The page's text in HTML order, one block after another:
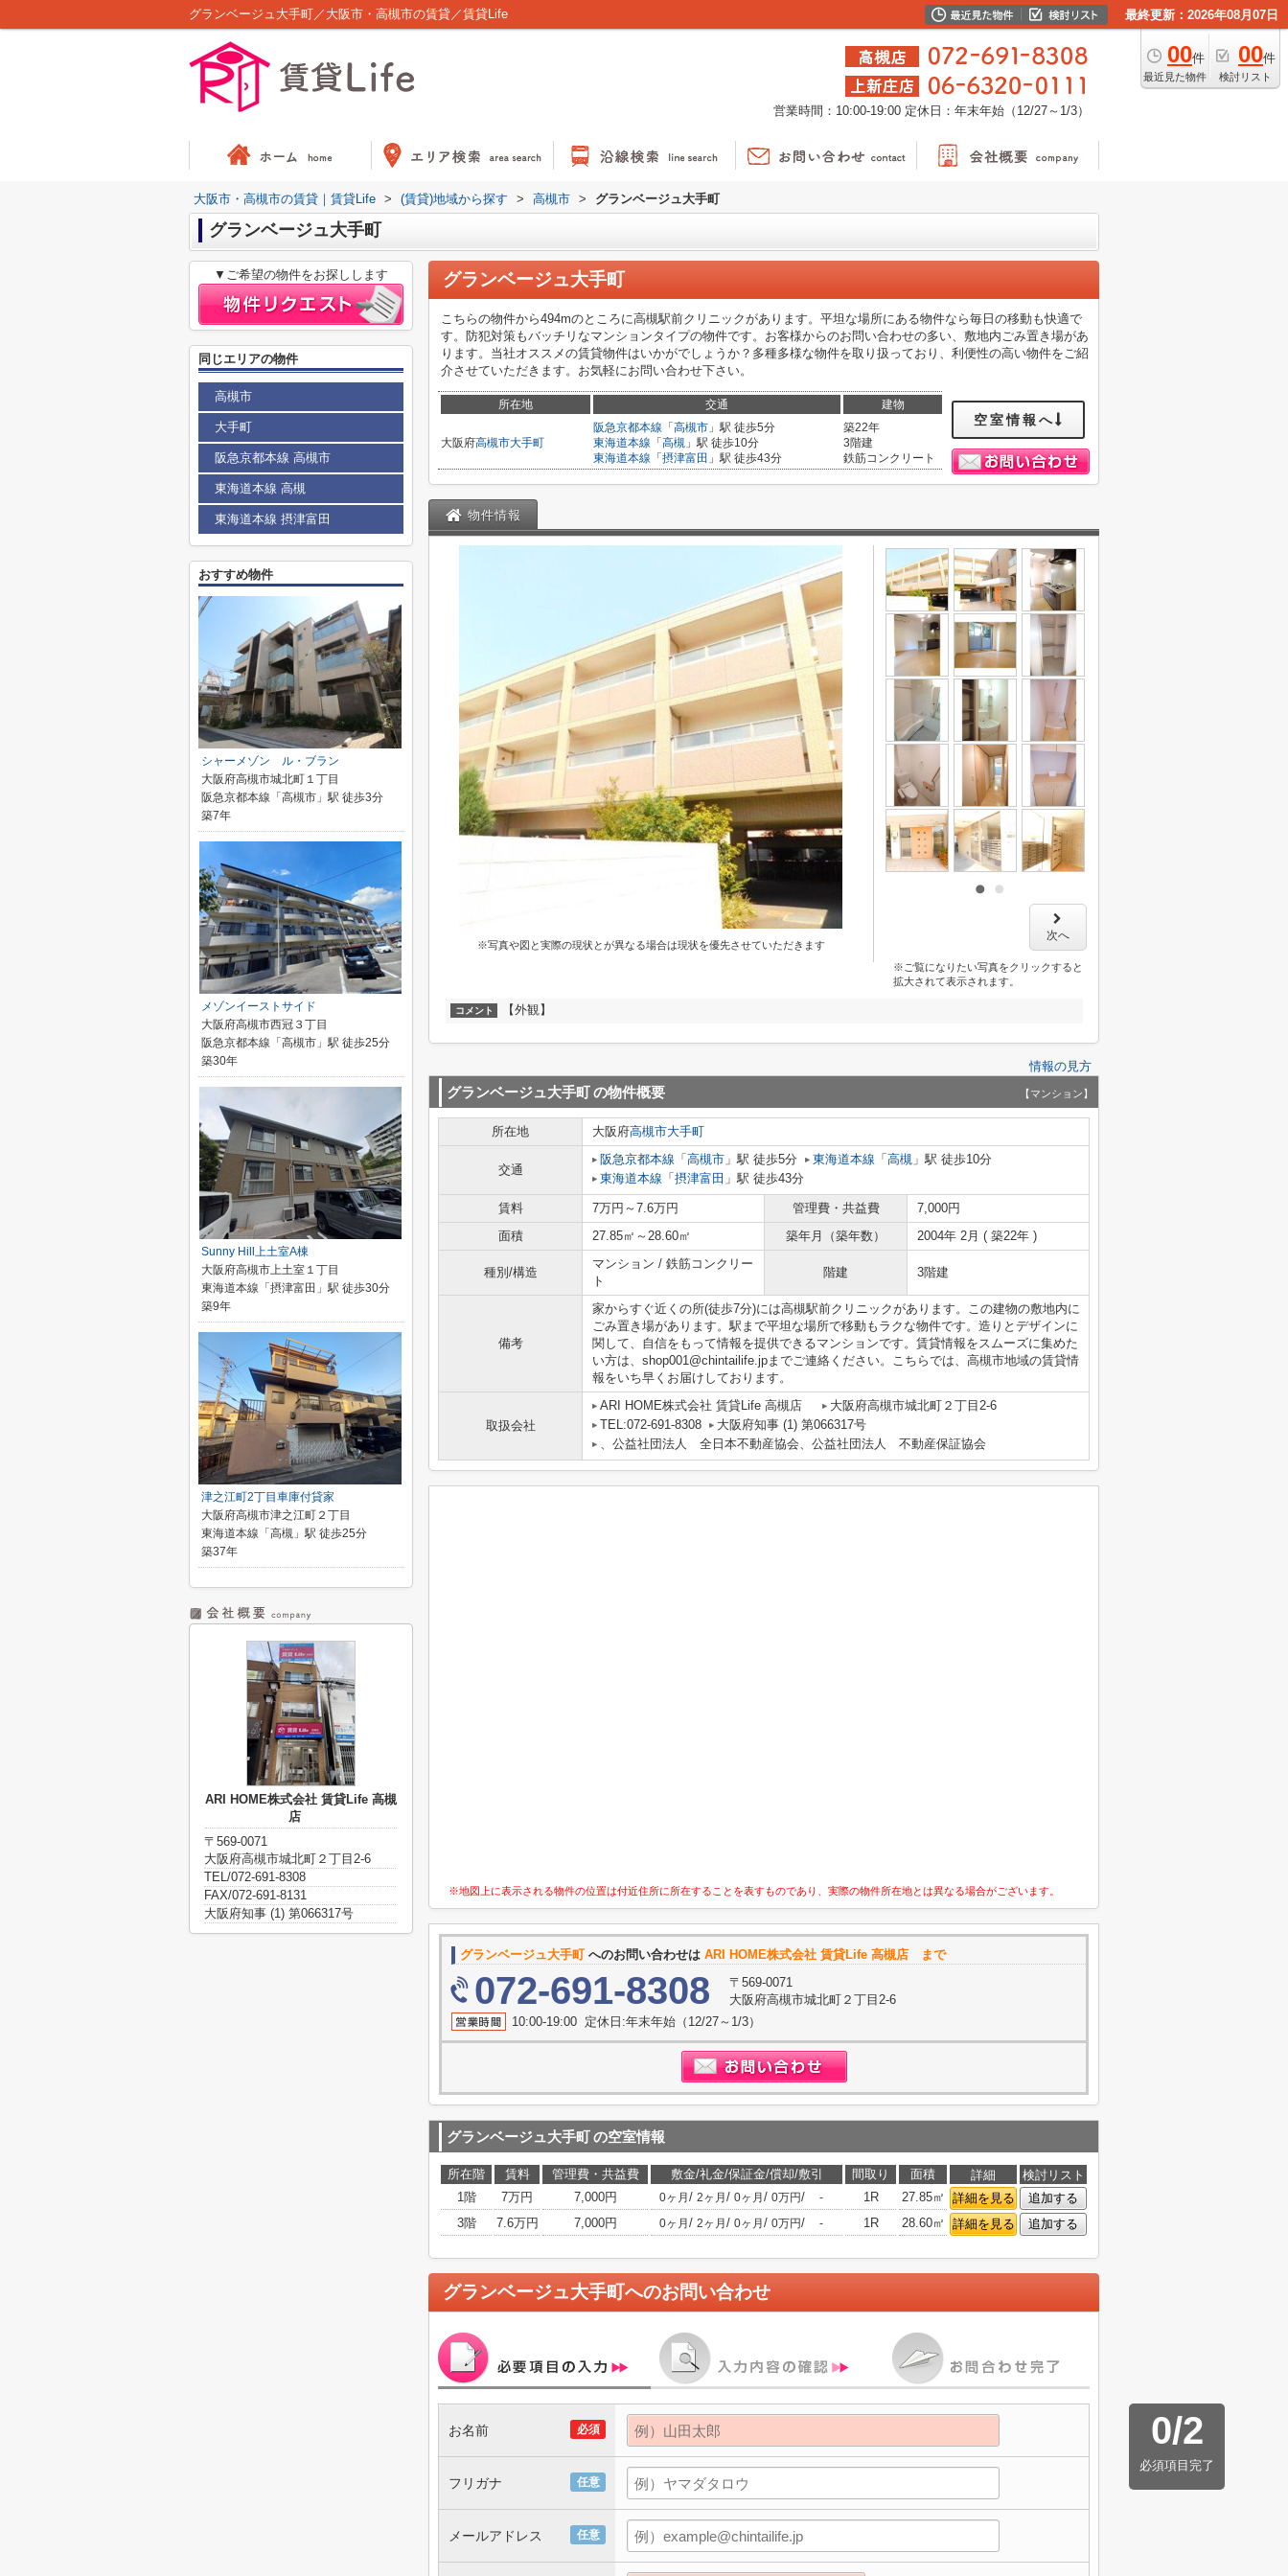
グランベージュ大手町／大阪市・高槻市の賃貸／賃貸Life 最終更新：2026年08月07日
00件
最近見た物件
00件
検討リスト
営業時間：10:00-19:00 定休日：年末年始（12/27～1/3）
大阪市・高槻市の賃貸｜賃貸Life > (賃貸)地域から探す > 高槻市 > グランベージュ大手町
グランベージュ大手町
グランベージュ大手町
こちらの物件から494mのところに高槻駅前クリニックがあります。平坦な場所にある物件なら毎日の移動も快適で
す。防犯対策もバッチリなマンションタイプの物件です。お客様からのお問い合わせの多い、敷地内ごみ置き場があ
ります。当社オススメの賃貸物件はいかがでしょうか？多種多様な物件を取り扱っており、利便性の高い物件をご紹
介させていただきます。お気軽にお問い合わせ下さい。
所在地 交通 建物
大阪府高槻市大手町
阪急京都本線 「 高槻市 」駅 徒歩5分
東海道本線 「 高槻 」駅 徒歩10分
東海道本線 「 摂津富田 」駅 徒歩43分
築22年
3階建
鉄筋コンクリート
空室情報へ
物件情報
※写真や図と実際の現状とが異なる場合は現状を優先させていただきます
次へ
※ご覧になりたい写真をクリックすると
拡大されて表示されます。
コメント 【外観】
情報の見方
グランベージュ大手町の物件概要 【マンション】
所在地 大阪府高槻市大手町
交通
阪急京都本線 「 高槻市 」駅 徒歩5分 東海道本線 「 高槻 」駅 徒歩10分
東海道本線 「 摂津富田 」駅 徒歩43分
賃料 7万円～7.6万円 管理費・共益費
7,000円
面積
27.85㎡～28.60㎡ 築年月（築年数） 2004年 2月 ( 築22年 )
種別/構造
マンション / 鉄筋コンクリー
ト
階建 3階建
備考
家からすぐ近くの所(徒歩7分)には高槻駅前クリニックがあります。この建物の敷地内に
ごみ置き場があります。駅まで平坦な場所で移動もラクな物件です。造りとデザインに
関して、自信をもって情報を提供できるマンションです。賃貸情報をスムーズに集めた
い方は、shop001@chintailife.jpまでご連絡ください。こちらでは、高槻市地域の賃貸情
報をいち早くお届けしております。
取扱会社
ARI HOME株式会社 賃貸Life 高槻店
大阪府高槻市城北町２丁目2-6
TEL:072-691-8308
大阪府知事 (1) 第066317号
、公益社団法人 全日本不動産協会、公益社団法人 不動産保証協会
※地図上に表示される物件の位置は付近住所に所在することを表すものであり、実際の物件所在地とは異なる場合がございます。
グランベージュ大手町へのお問い合わせは ARI HOME株式会社 賃貸Life 高槻店 まで
072-691-8308
〒569-0071
大阪府高槻市城北町２丁目2-6
10:00-19:00 定休日:年末年始（12/27～1/3）
グランベージュ大手町の空室情報
所在階 賃料 管理費・共益費 敷金/礼金/保証金/償却/敷引 間取り 面積 詳細
検討リスト
1階
7万円 7,000円 0ヶ月 / 2ヶ月 / 0ヶ月 / 0万円/ - 1R 27.85㎡ 詳細を見る
追加する
3階
7.6万円 7,000円 0ヶ月 / 2ヶ月 / 0ヶ月 / 0万円/ - 1R 28.60㎡ 詳細を見る 追加する
グランベージュ大手町へのお問い合わせ
0/2
必須項目完了
必須
お名前
任意
フリガナ
任意
メールアドレス
▼ご希望の物件をお探しします
同じエリアの物件
高槻市
大手町
阪急京都本線 高槻市
東海道本線 高槻
東海道本線 摂津富田
おすすめ物件
シャーメゾン ル・ブラン
大阪府高槻市城北町１丁目
阪急京都本線「高槻市」駅 徒歩3分
築7年
メゾンイーストサイド
大阪府高槻市西冠３丁目
阪急京都本線「高槻市」駅 徒歩25分
築30年
Sunny Hill上土室A棟
大阪府高槻市上土室１丁目
東海道本線「摂津富田」駅 徒歩30分
築9年
津之江町2丁目車庫付貸家
大阪府高槻市津之江町２丁目
東海道本線「高槻」駅 徒歩25分
築37年
ARI HOME株式会社 賃貸Life 高槻
店
〒569-0071
大阪府高槻市城北町２丁目2-6
TEL/072-691-8308
FAX/072-691-8131
大阪府知事 (1) 第066317号